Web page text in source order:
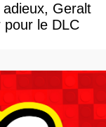
Geralt
le DLC